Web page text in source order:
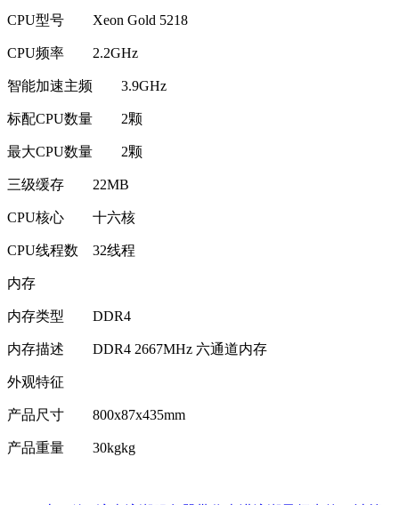
CPU型号 Xeon Gold 5218
CPU频率 2.2GHz
智能加速主频 3.9GHz
标配CPU数量 2颗
最大CPU数量 2颗
三级缓存 22MB
CPU核心 十六核
CPU线程数 32线程
内存
内存类型 DDR4
内存描述 DDR4 2667MHz 六通道内存
外观特征
产品尺寸 800x87x435mm
产品重量 30kgkg